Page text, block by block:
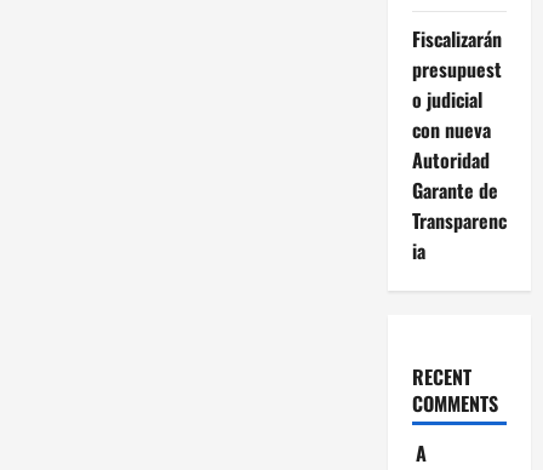
Fiscalizarán
presupuest
o judicial
con nueva
Autoridad
Garante de
Transparenc
ia
RECENT
COMMENTS
A